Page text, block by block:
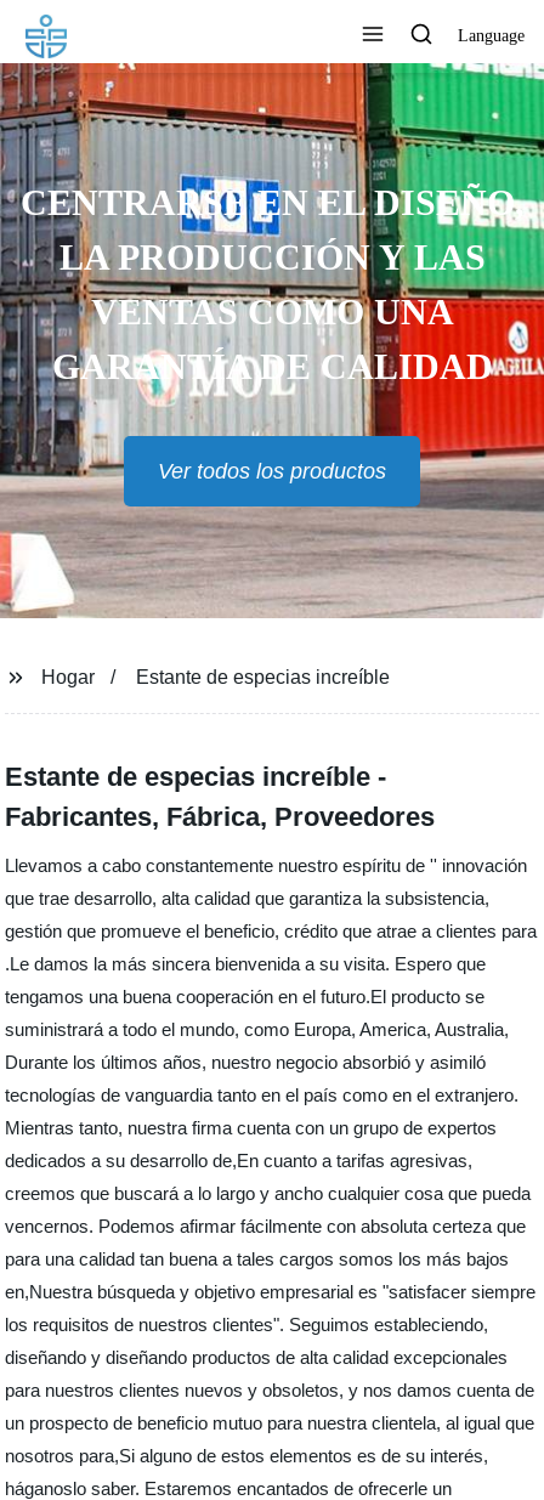
Language
CENTRARSE EN EL DISEÑO,
LA PRODUCCIÓN Y LAS
VENTAS COMO UNA
GARANTÍA DE CALIDAD
Ver todos los productos
Hogar Estante de especias increíble
Estante de especias increíble -
Fabricantes, Fábrica, Proveedores
Llevamos a cabo constantemente nuestro espíritu de '' innovación
que trae desarrollo, alta calidad que garantiza la subsistencia,
gestión que promueve el beneficio, crédito que atrae a clientes para
.Le damos la más sincera bienvenida a su visita. Espero que
tengamos una buena cooperación en el futuro.El producto se
suministrará a todo el mundo, como Europa, America, Australia,
Durante los últimos años, nuestro negocio absorbió y asimiló
tecnologías de vanguardia tanto en el país como en el extranjero.
Mientras tanto, nuestra firma cuenta con un grupo de expertos
dedicados a su desarrollo de,En cuanto a tarifas agresivas,
creemos que buscará a lo largo y ancho cualquier cosa que pueda
vencernos. Podemos afirmar fácilmente con absoluta certeza que
para una calidad tan buena a tales cargos somos los más bajos
en,Nuestra búsqueda y objetivo empresarial es "satisfacer siempre
los requisitos de nuestros clientes". Seguimos estableciendo,
diseñando y diseñando productos de alta calidad excepcionales
para nuestros clientes nuevos y obsoletos, y nos damos cuenta de
un prospecto de beneficio mutuo para nuestra clientela, al igual que
nosotros para,Si alguno de estos elementos es de su interés,
háganoslo saber. Estaremos encantados de ofrecerle un